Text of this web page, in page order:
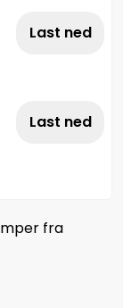
Last ned
Last ned
fra